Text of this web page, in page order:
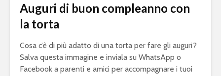
Auguri di buon compleanno con
la torta
Cosa c’è di più adatto di una torta per fare gli auguri?
Salva questa immagine e inviala su WhatsApp o
Facebook a parenti e amici per accompagnare i tuoi